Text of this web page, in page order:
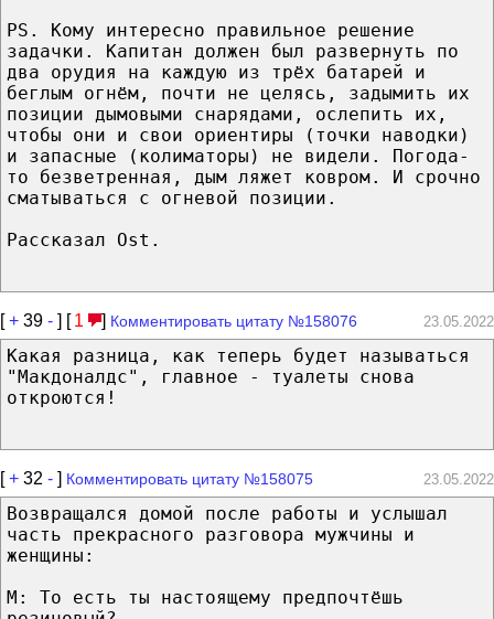
PS. Кому интересно правильное решение
задачки. Капитан должен был развернуть по
два орудия на каждую из трёх батарей и
беглым огнём, почти не целясь, задымить их
позиции дымовыми снарядами, ослепить их,
чтобы они и свои ориентиры (точки наводки)
и запасные (колиматоры) не видели. Погода-
то безветренная, дым ляжет ковром. И срочно
сматываться с огневой позиции.
Рассказал Ost.
[+ 39 - ] [ 1 ] Комментировать цитату №158076 23.05.2022
Какая разница, как теперь будет называться
"Макдоналдс", главное - туалеты снова
откроются!
[+ 32 - ] Комментировать цитату №158075 23.05.2022
Возвращался домой после работы и услышал
часть прекрасного разговора мужчины и
женщины:
М: То есть ты настоящему предпочтёшь